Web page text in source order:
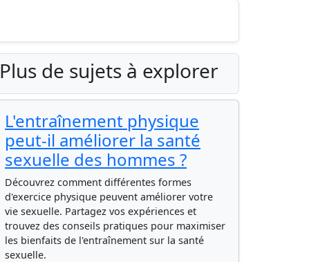
Plus de sujets à explorer
L'entraînement physique
peut-il améliorer la santé
sexuelle des hommes ?
Découvrez comment différentes formes
d'exercice physique peuvent améliorer votre
vie sexuelle. Partagez vos expériences et
trouvez des conseils pratiques pour maximiser
les bienfaits de l'entraînement sur la santé
sexuelle.